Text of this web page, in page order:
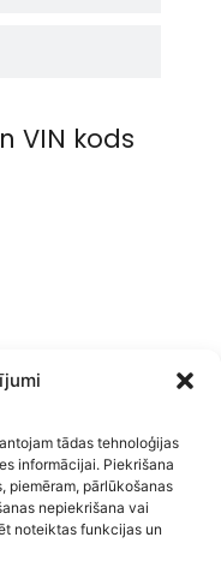
tādas tehnoloģijas
informācijai. Piekrišana
piemēram, pārlūkošanas
nepiekrišana vai
noteiktas funkcijas un
VIN kods
33